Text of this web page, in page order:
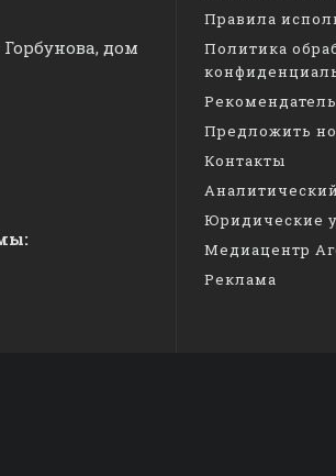
Горбунова, дом
Правила
Политика
Предложить
Контакты
Юридические
Медиацентр
Реклама